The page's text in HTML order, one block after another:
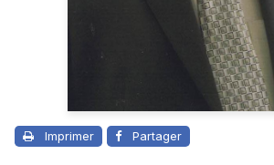
Imprimer Partager